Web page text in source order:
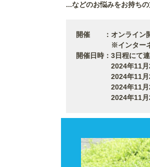
...などのお悩みをお持ち
開催 ：オンライン
※インターネット
開催日時：3日程にて
2024年11月25日
2024年11月26日
2024年11月27日
2024年11月28日